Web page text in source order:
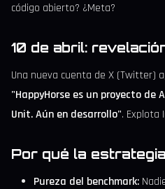
código abierto? ¿Meta?
10 de abril:
Una nueva cuenta de X (Twitter)
"HappyHorse es un proyecto de
Unit. Aún en desarrollo". Explota
Por qué la
Pureza del benchmark: